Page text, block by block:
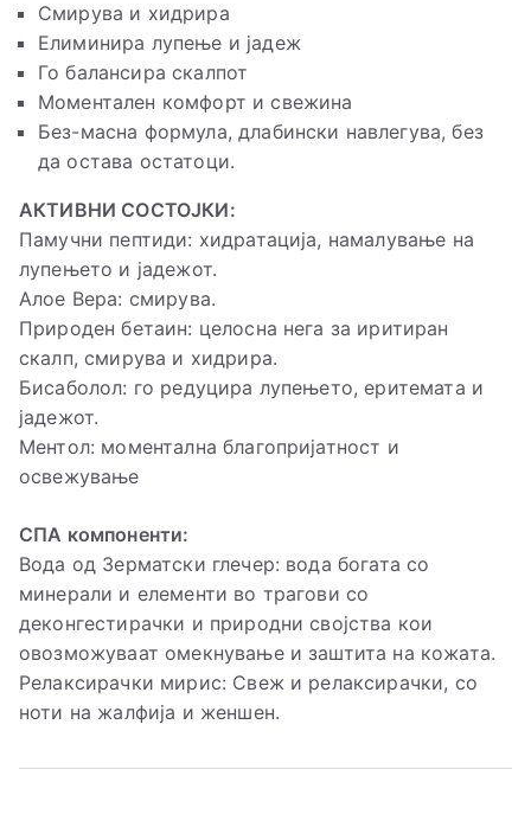
Смирува и хидрира
Елиминира лупење и јадеж
Го балансира скалпот
Моментален комфорт и свежина
Без-масна формула, длабински навлегува, без
да остава остатоци.
АКТИВНИ СОСТОЈКИ:
Памучни пептиди: хидратација, намалување на
лупењето и јадежот.
Алое Вера: смирува.
Природен бетаин: целосна нега за иритиран
скалп, смирува и хидрира.
Бисаболол: го редуцира лупењето, еритемата и
јадежот.
Ментол: моментална благопријатност и
освежување
СПА компоненти:
Вода од Зерматски глечер: вода богата со
минерали и елементи во трагови со
деконгестирачки и природни својства кои
овозможуваат омекнување и заштита на кожата.
Релаксирачки мирис: Свеж и релаксирачки, со
ноти на жалфија и женшен.